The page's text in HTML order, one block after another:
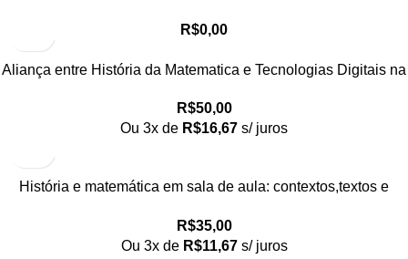
R$0,00
Aliança entre História da Matematica e Tecnologias Digitais na
R$50,00
Ou 3x de R$16,67 s/ juros
História e matemática em sala de aula: contextos,textos e
R$35,00
Ou 3x de R$11,67 s/ juros